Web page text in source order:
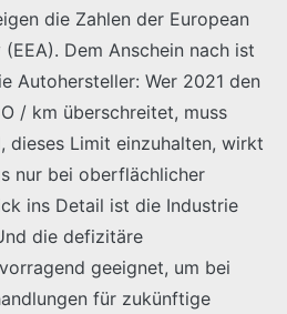
die Zahlen der European
Dem Anschein nach ist
Autohersteller: Wer 2021 den
/ km überschreitet, muss
dieses Limit einzuhalten, wirkt
nur bei oberflächlicher
ins Detail ist die Industrie
die defizitäre
geeignet, um bei
für zukünftige